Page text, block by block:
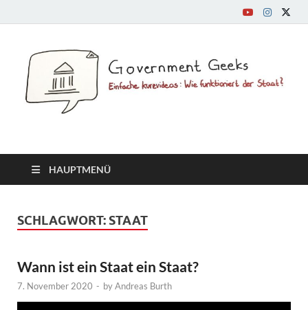
GovernmentGeeks.org
HAUPTMENÜ
SCHLAGWORT: STAAT
Wann ist ein Staat ein Staat?
7. November 2020 - byAndreas Burth